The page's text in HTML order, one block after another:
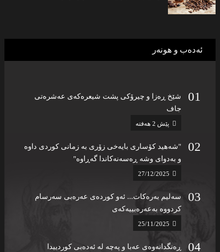
ئەدەب و هونەر
شێخ ڕەزا و چیرۆکى پشت شیعرەکەى عەشرەتى
جاف
پێش 2 هەفتە
"شەهید كۆساری بایەخی زۆری بە زمانی كوردی داوە
و بەدوای وشە ڕەسەنەكاندا گەڕاوە"
27/12/2025
سەلیم بەرەکات... ئەو کوردەی عەرەبی سەرسام
کردووە بەعەرەبییەکەی
25/11/2025
ڕەنگدانەوەی عەبا و پەچە لە ئەدەبی کوردییدا